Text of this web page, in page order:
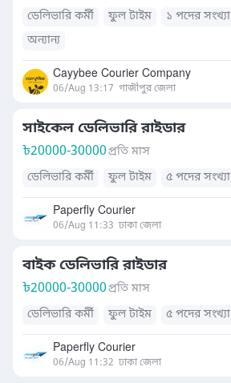
ডেলিভারি কর্মী ফুল টাইম ১ পদের সংখ্যা
অন্যান্য
Cayybee Courier Company
06/Aug 13:17 গাজীপুর জেলা
সাইকেল ডেলিভারি রাইডার
৳20000-30000প্রতি মাস
ডেলিভারি কর্মী
ফুল টাইম ৫ পদের সংখ্যা
Paperfly Courier
06/Aug 11:33 ঢাকা জেলা
বাইক ডেলিভারি রাইডার
৳20000-30000প্রতি মাস
ডেলিভারি কর্মী
ফুল টাইম ৫ পদের সংখ্যা
Paperfly Courier
06/Aug 11:32 ঢাকা জেলা